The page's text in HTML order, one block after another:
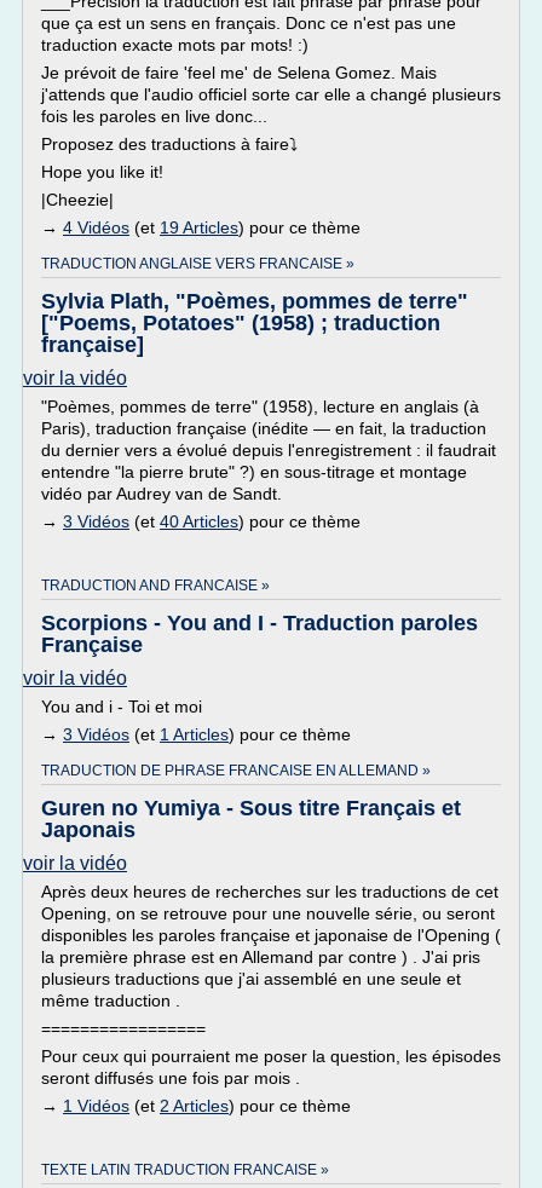
que ça est un sens en français. Donc ce n'est pas une
traduction exacte mots par mots! :)
Je prévoit de faire 'feel me' de Selena Gomez. Mais
j'attends que l'audio officiel sorte car elle a changé plusieurs
fois les paroles en live donc...
Proposez des traductions à faire⤵
Hope you like it!
|Cheezie|
→ 4 Vidéos (et 19 Articles) pour ce thème
TRADUCTION ANGLAISE VERS FRANCAISE »
Sylvia Plath, "Poèmes, pommes de terre"
["Poems, Potatoes" (1958) ; traduction
française]
voir la vidéo
"Poèmes, pommes de terre" (1958), lecture en anglais (à
Paris), traduction française (inédite — en fait, la traduction
du dernier vers a évolué depuis l'enregistrement : il faudrait
entendre "la pierre brute" ?) en sous-titrage et montage
vidéo par Audrey van de Sandt.
→ 3 Vidéos (et 40 Articles) pour ce thème
TRADUCTION AND FRANCAISE »
Scorpions - You and I - Traduction paroles
Française
voir la vidéo
You and i - Toi et moi
→ 3 Vidéos (et 1 Articles) pour ce thème
TRADUCTION DE PHRASE FRANCAISE EN ALLEMAND »
Guren no Yumiya - Sous titre Français et
Japonais
voir la vidéo
Après deux heures de recherches sur les traductions de cet
Opening, on se retrouve pour une nouvelle série, ou seront
disponibles les paroles française et japonaise de l'Opening (
la première phrase est en Allemand par contre ) . J'ai pris
plusieurs traductions que j'ai assemblé en une seule et
même traduction .
=================
Pour ceux qui pourraient me poser la question, les épisodes
seront diffusés une fois par mois .
→ 1 Vidéos (et 2 Articles) pour ce thème
TEXTE LATIN TRADUCTION FRANCAISE »